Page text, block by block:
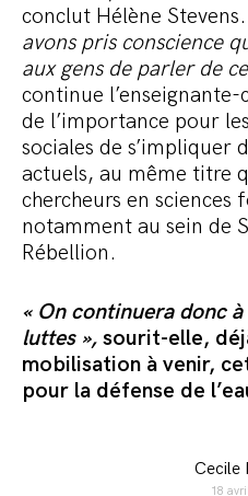
conclut Hélène Stevens.
avons pris conscience
aux gens de parler de
continue
de l’importance pour
sociales de s’impliquer
actuels, au même titre
chercheurs en sciences
notamment au sein de
Rébellion.
« On continuera donc
luttes », sourit-elle,
mobilisation à venir,
pour la défense de
Cecile
18